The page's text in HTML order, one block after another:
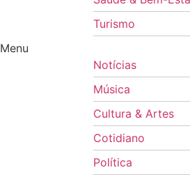
Turismo
Menu
Notícias
Música
Cultura & Artes
Cotidiano
Política